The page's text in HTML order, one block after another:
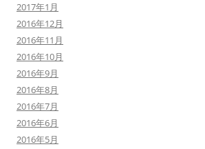
2017年1月
2016年12月
2016年11月
2016年10月
2016年9月
2016年8月
2016年7月
2016年6月
2016年5月